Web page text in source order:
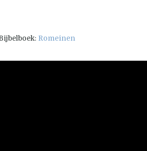
Romeinen